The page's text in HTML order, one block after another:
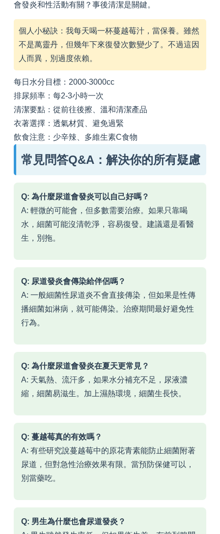
會發炎和性活動有關？事後清潔是關鍵。
個人小秘訣：我每天喝一杯蔓越莓汁，當保養。雖然
不是萬靈丹，但幾年下來復發次數變少了。不過這因
人而異，別過度依賴。
每日水分目標：2000-3000cc
排尿頻率：每2-3小時一次
清潔要點：從前往後擦、溫和清潔產品
衣著選擇：透氣材質、避免過緊
飲食注意：少辛辣、多維生素C食物
常見問答Q&A：解決你的所有疑慮
Q: 為什麼尿道會發炎可以自己好嗎？
A: 輕微的可能會，但多數需要治療。如果只靠喝
水，細菌可能沒清乾淨，容易復發。建議還是看醫
生，別拖。
Q: 尿道發炎會傳染給伴侶嗎？
A: 一般細菌性尿道炎不會直接傳染，但如果是性傳
播細菌如淋病，就可能傳染。治療期間最好避免性
行為。
Q: 為什麼尿道會發炎在夏天更常見？
A: 天氣熱、流汗多，如果水分補充不足，尿液濃
縮，細菌易滋生。加上濕熱環境，細菌生長快。
Q: 蔓越莓真的有效嗎？
A: 有些研究說蔓越莓中的原花青素能防止細菌附著
尿道，但對急性治療效果有限。當預防保健可以，
別當藥吃。
Q: 男生為什麼也會尿道發炎？